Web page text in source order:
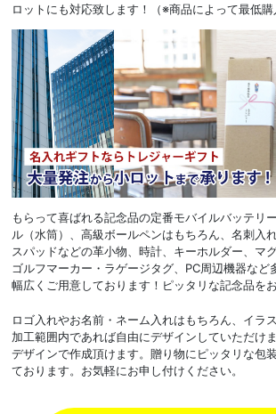
ロットにも対応致します！（※商品によって最低購
もらって喜ばれる記念品の定番モバイルバッテリ
ル（水筒）、高級ボールペンはもちろん、名刺入
スパッドなどの革小物、時計、キーホルダー、マ
ゴルフマーカー・ラゲージタグ、PC周辺機器など
幅広くご用意しております！ピッタリな記念品をお
ロゴ入れやお名前・ネーム入れはもちろん、イラ
加工範囲内であれば自由にデザインしていただけ
デザインで作成頂けます。贈り物にピッタリな包
ております。お気軽にお申し付けください。